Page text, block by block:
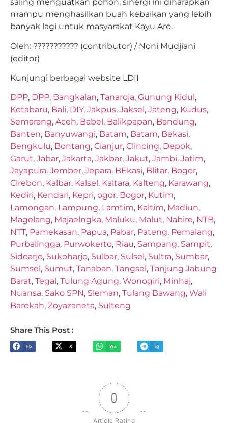
mampu menghasilkan buah kebaikan yang lebih
banyak lagi untuk masyarakat Kayu Aro.
Oleh: ??????????? (contributor) / Noni Mudjiani
(editor)
Kunjungi berbagai website LDII
DPP, DPP, Bangkalan, Tanaroja, Gunung Kidul ,
Kotabaru, Bali, DIY, Jakpus, Jaksel , Jateng, Kudus,
Semarang, Aceh, Babel , Balikpapan, Bandung,
Banten, Banyuwangi, Batam, Batam, Bekasi,
Bengkulu, Bontang, Cianjur, Clincing, Depok,
Garut, Jabar, Jakarta, Jakbar, Jakut, Jambi, Jatim,
Jayapura, Jember, Jepara, BEkasi, Blitar, Bogor,
Cirebon, Kalbar, Kalsel , Kaltara, Kalteng, Karawang,
Kediri, Kendari, Kepri, ogor, Bogor, Kutim,
Lamongan, Lampung, Lamtim, Kaltim, Madiun,
Magelang, Majaelngka, Maluku, Malut, Nabire, NTB,
NTT, Pamekasan, Papua, Pabar, Pateng, Pemalang,
Purbalingga, Purwokerto, Riau, Sampang, Sampit,
Sidoarjo, Sukoharjo, Sulbar, Sulsel , Sultra, Sumbar,
Sumsel , Sumut, Tanaban, Tangsel , Tanjung Jabung
Barat, Tegal , Tulung Agung, Wonogiri, Minhaj,
Nuansa, Sako SPN, Sleman, Tulang Bawang, Wali
Barokah, Zoyazaneta, Sulteng
Share This Post :
Fb X Wa Tg
0
Article Rating